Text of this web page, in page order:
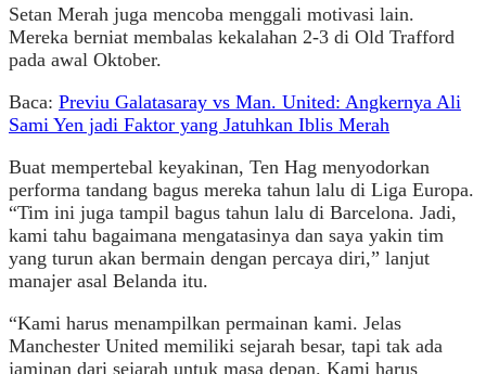
Setan Merah juga mencoba menggali motivasi lain.
Mereka berniat membalas kekalahan 2-3 di Old Trafford
pada awal Oktober.
Baca: Previu Galatasaray vs Man. United: Angkernya Ali
Sami Yen jadi Faktor yang Jatuhkan Iblis Merah
Buat mempertebal keyakinan, Ten Hag menyodorkan
performa tandang bagus mereka tahun lalu di Liga Europa.
“Tim ini juga tampil bagus tahun lalu di Barcelona. Jadi,
kami tahu bagaimana mengatasinya dan saya yakin tim
yang turun akan bermain dengan percaya diri,” lanjut
manajer asal Belanda itu.
“Kami harus menampilkan permainan kami. Jelas
Manchester United memiliki sejarah besar, tapi tak ada
jaminan dari sejarah untuk masa depan. Kami harus